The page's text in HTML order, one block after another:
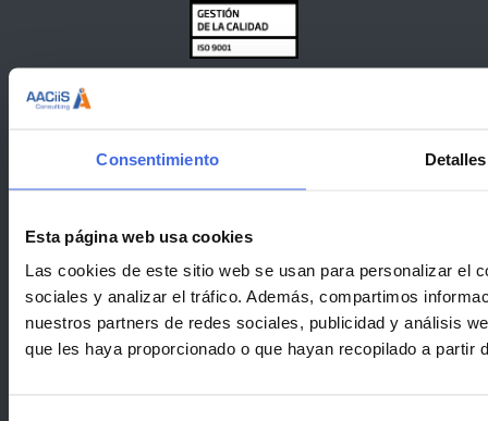
Consentimiento Detalles
Esta página web usa cookies
Las cookies de este sitio web se usan para personalizar el
sociales y analizar el tráfico. Además, compartimos
nuestros partners de redes sociales, publicidad y análisis
que les haya proporcionado o que hayan recopilado a